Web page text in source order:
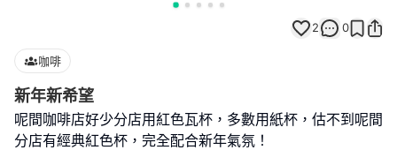
2 0
咖啡
新年新希望
呢間咖啡店好少分店用紅色瓦杯，多數用紙杯，估不到呢間